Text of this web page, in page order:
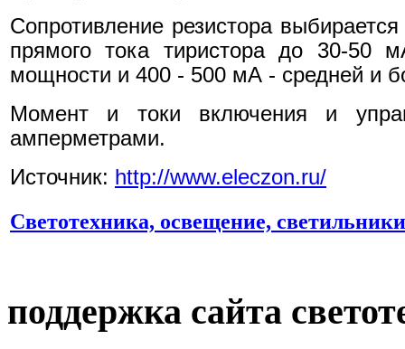
Сопротивление резистора
прямого тока тиристора до 30-50
мощности и 400 - 500 мА - средней и
Момент и токи включения и
амперметрами.
Источник: http://www.eleczon.ru/
Светотехника, освещение, светильники
поддержка сайта